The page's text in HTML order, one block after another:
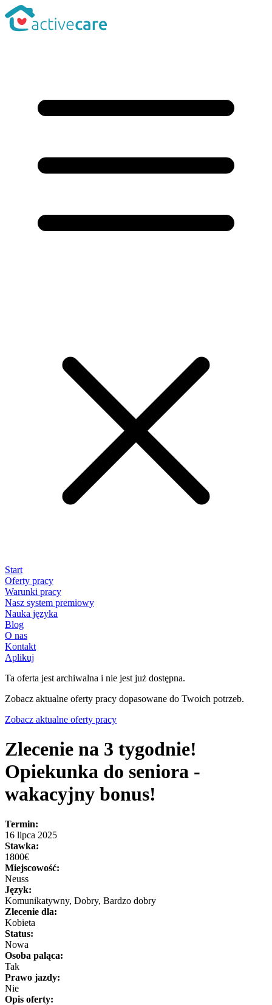
Start
Oferty pracy
Warunki pracy
Nasz system premiowy
Nauka języka
Blog
O nas
Kontakt
Aplikuj
Ta oferta jest archiwalna i nie jest już dostępna.
Zobacz aktualne oferty pracy dopasowane do Twoich potrzeb.
Zobacz aktualne oferty pracy
Zlecenie na 3 tygodnie!
Opiekunka do seniora -
wakacyjny bonus!
Termin:
16 lipca 2025
Stawka:
1800€
Miejscowość:
Neuss
Język:
Komunikatywny, Dobry, Bardzo dobry
Zlecenie dla:
Kobieta
Status:
Nowa
Osoba paląca:
Tak
Prawo jazdy:
Nie
Opis oferty: